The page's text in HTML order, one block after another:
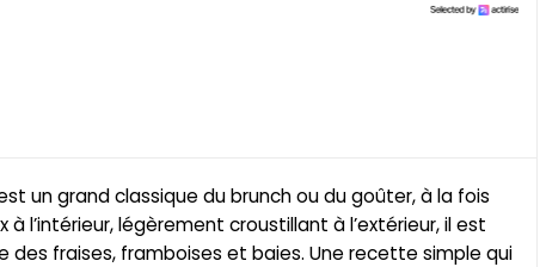
un grand classique du brunch ou du goûter, à la fois
l’intérieur, légèrement croustillant à l’extérieur, il est
des fraises, framboises et baies. Une recette simple qui